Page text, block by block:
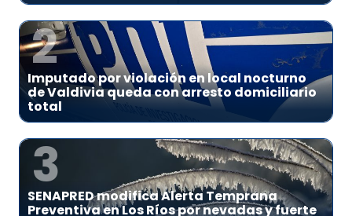
2
Imputado por violación en local nocturno
de Valdivia queda con arresto domiciliario
total
3
SENAPRED modifica Alerta Temprana
Preventiva en Los Ríos por nevadas y fuerte